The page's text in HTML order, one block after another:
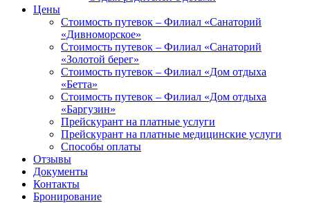
Цены
Стоимость путевок – Филиал «Санаторий
«Дивноморское»
Стоимость путевок – Филиал «Санаторий
«Золотой берег»
Стоимость путевок – Филиал «Дом отдыха
«Бетта»
Стоимость путевок – Филиал «Дом отдыха
«Баргузин»
Прейскурант на платные услуги
Прейскурант на платные медицинские услуги
Способы оплаты
Отзывы
Документы
Контакты
Бронирование